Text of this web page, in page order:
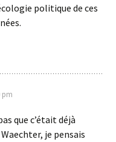
politique de ces
pm
que c’était déjà
je pensais